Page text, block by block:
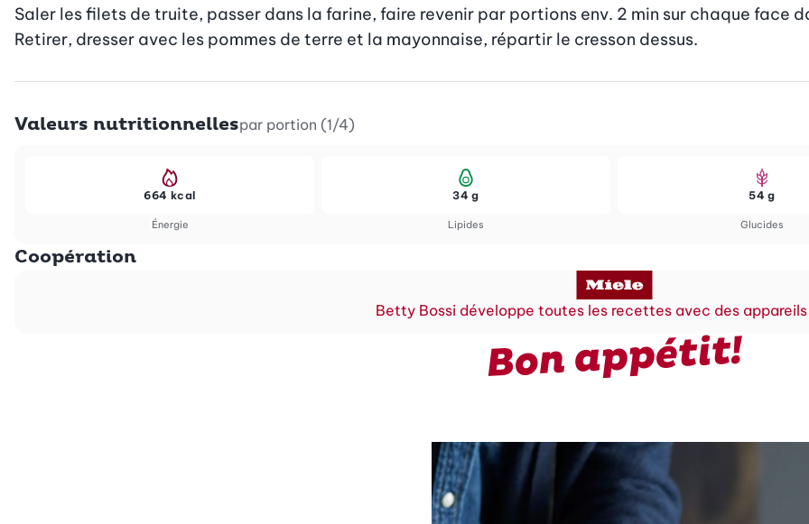
Saler les filets de truite, passer dans la farine, faire revenir par portions env. 2 min sur chaque face
Retirer, dresser avec les pommes de terre et la mayonnaise, répartir le cresson dessus.
Valeurs nutritionnellespar portion (1/4)
Énergie
664 kcal
Lipides
34 g
Glucides
54 g
Coopération
Betty Bossi développe toutes les recettes avec des
Bon appétit!